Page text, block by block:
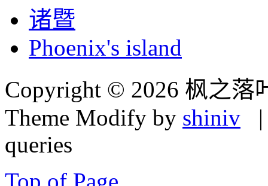
诸暨
Phoenix's island
Copyright © 2026 枫之落
Theme Modify by shiniv |
queries